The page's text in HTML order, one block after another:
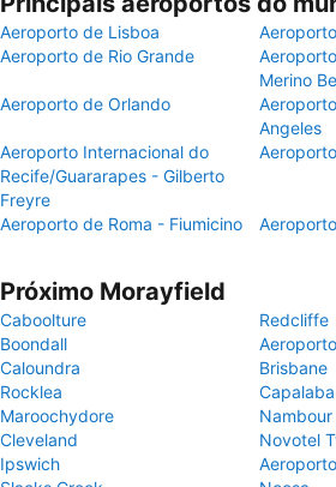
Aeroporto de Lisboa
Aeroporto de Rio Grande
Merino
Aeroporto de Orlando
Angeles
Aeroporto Internacional do
Recife/Guararapes - Gilberto
Freyre
Aeroporto de Roma - Fiumicino
Próximo Morayfield
Caboolture
Redcliffe
Boondall
Caloundra
Brisbane
Rocklea
Capalaba
Maroochydore
Nambour
Cleveland
Novotel
Ipswich